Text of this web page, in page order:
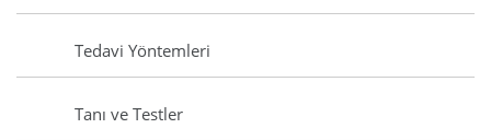
Tedavi Yöntemleri
Tanı ve Testler